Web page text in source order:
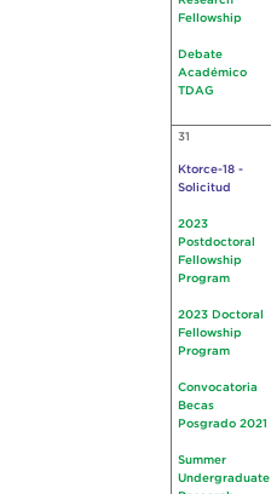
Fellowship
Debate
Académico
TDAG
31
Ktorce-18 -
Solicitud
2023
Postdoctoral
Fellowship
Program
2023 Doctoral
Fellowship
Program
Convocatoria
Becas
Posgrado 2021
Summer
Undergraduate